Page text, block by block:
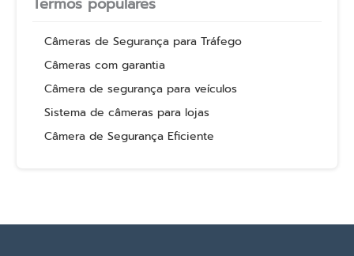
Câmeras de Segurança para Tráfego
Câmeras com garantia
Câmera de segurança para veículos
Sistema de câmeras para lojas
Câmera de Segurança Eficiente